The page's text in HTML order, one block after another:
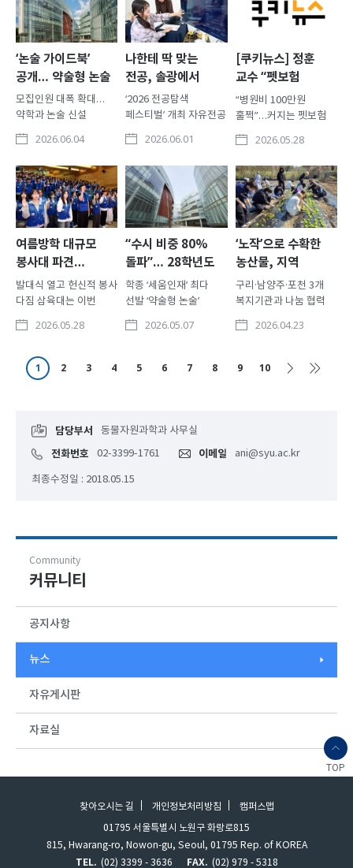
대학에 파견한다.
삼육대는 지난 24일
교내 요한관
홍명기홀에서 ‘2026년
파란사다리 사업
교육부와
한국장학재단이
지원하는 ‘파란사다리
해외취업연수사업 ‘신
(新)청해진대학’(구 K-
Move 스쿨) 발대식 및
오리엔테이션을
개최했다. 이날 행사에는
서류와 면접 전형을 거쳐
최종 선발된 연수생
38명이 참석해 성공적..
‘영원한 이화인’으로
추대됐다. 이화여대
창립기념식과 함께
열리는 ‘동창의 날’
맞은 동문을 대표해 이화
정신을 실천하고 타의
모범을 보인 이들..
‘논술 가이드북’
공개… 약술형 논술
전략은?
모집인원 대폭 확대…
약학과 논술 신설
삼육대가 2027학년도
수시모집에서 ‘약술형
논술’을 시행하는
가운데, 전형의 주요
내용과 대비 전략을 담은
‘2027학년도 논술
가이드북’을 입학
홈페이지를 통해
공개했다. 이번
논술우수자전형의
모집단위와 모집인원,
논술고사 특징 등
2026.06.04
나한테 딱 맞는
전공, 솔광에서
찾았다
‘2026 전공탐색
페스티벌’ 개최 자유전공
·다전공 맞춤형 전공탐색
지원 20개 학과 참여…
1천명 몰려 높은 관심
삼육대 교무처(처장
정태석) 학사지원팀은
지난 5월 27일 교내
솔로몬광장에서 ‘2026
전공탐색 페스티벌’을
성황리에 개최했다. 이번
학생들의 전공 선택을
지원하고, 복수..
2026.06.01
[쿠키뉴스] 정훈
교수 “펫보험
활성화… ‘개체식별’
정비가 우선”
“병원비 100만원
훌쩍”…커지는 펫보험
시장 동물자원과학과
정훈 교수는 최근
급성장하고 있는 펫보험
시장의 활성화 방안과
관련해 “소비자가
체감할 수 있는 양질의
상품이 출시되려면
반려동물의 ‘개체 식별’
체계 정비가 선행돼야
14일 쿠키뉴스가 보도한
‘”병원비 ..
2026.05.28
여름방학 대규모
봉사대 파견…
국내외 18팀 241명
발대식 열고 헌신적 봉사
다짐 삼육대는 이번
여름방학 동안 국내외에
총 241명 규모의 하계
방학마다 대규모
봉사대를 파견해 온
성장하고 나눔과 봉사의
지원하고 있다. 이번
하계 봉사대는 베트남,
2026.05.28
“수시 비중 80%
돌파”… 28학년도
신입학 기본계획
발표
학종 ‘세움인재’ 최다
선발 ‘약술형 논술’
251명 모집… 약학과
논술 유지 삼육대는 현재
학생들에게 적용되는
약학과,
창의융합자유전공학부
등 26개 모집단위(학과)
2026.05.07
‘노작’으로 수확한
농산물, 지역
취약계층에 나눈다
구리·남양주·포천 3개
복지기관과 나눔 협력
MOU 개교 때부터
이어온 노작교육… ESG
대학 학우들이 교양필수
삼육대는 지난 17일
2026.04.23
1 2 3 4 5 6 7 8 9 10
담당부서 동물자원과학과 사무실
전화번호 02-3399-1761 이메일 ani@syu.ac.kr
최종수정일 : 2018.05.15
Community
커뮤니티
공지사항
뉴스
자유게시판
자료실
TOP
찾아오시는 길 개인정보처리방침
캠퍼스맵
01795 서울특별시 노원구 화랑로815
815, Hwarang-ro, Nowon-gu, Seoul, 01795 Rep. of KOREA
TEL. (02) 3399 - 3636 FAX. (02) 979 - 5318